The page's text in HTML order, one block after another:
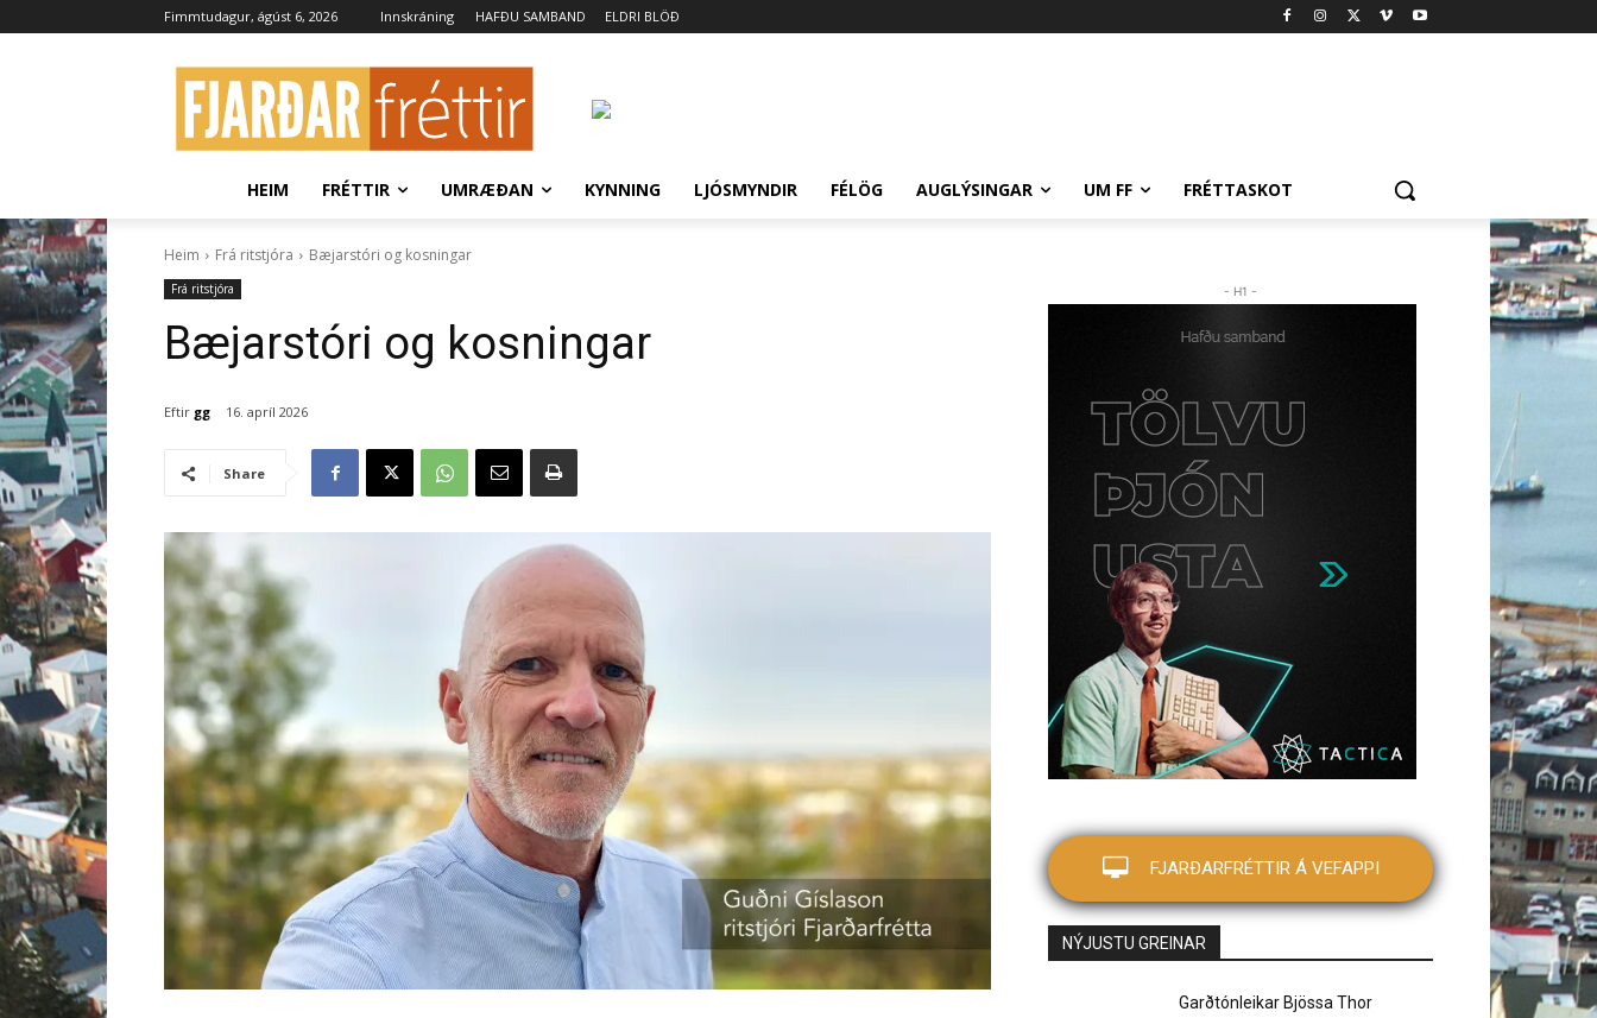
Fimmtudagur, ágúst 6, 2026 Innskráning HAFÐU SAMBAND ELDRI BLÖÐ
HEIM FRÉTTIR UMRÆÐAN KYNNING LJÓSMYNDIR FÉLÖG AUGLÝSINGAR UM FF FRÉTTASKOT
Heim Frá ritstjóra Bæjarstóri og kosningar
Frá ritstjóra
Bæjarstóri og kosningar
Eftir gg 16. apríl 2026
Share
- H1 -
FJARÐARFRÉTTIR Á VEFAPPI
NÝJUSTU GREINAR
Garðtónleikar Bjössa Thor